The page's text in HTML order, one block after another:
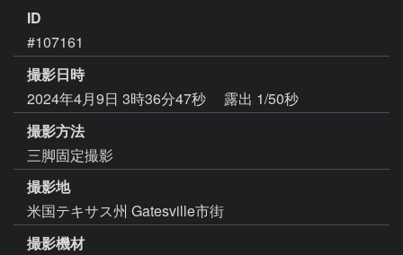
ID
#107161
撮影日時
2024年4月9日 3時36分47秒
露出 1/50秒
撮影方法
三脚固定撮影
撮影地
米国テキサス州 Gatesville市街
撮影機材